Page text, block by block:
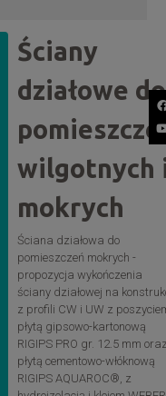
Ściany
działowe do
wilgotnych
mokrych
Ściana działowa do
pomieszczeń mokrych -
propozycja wykończenia
ściany działowej na
z profili CW i UW z
płytą gipsowo-kartonową
RIGIPS PRO gr. 12.5 mm
płytą cementowo-włóknową
RIGIPS AQUAROC®, z